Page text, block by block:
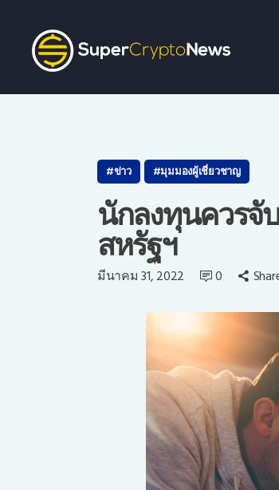
ข่าว มุมมองผู้เชี่ยวชาญ
นักลงทุนควรจั
สหรัฐฯ
มีนาคม 31, 2022 0